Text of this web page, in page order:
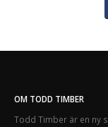
OM TODD TIMBER
Todd Timber är en ny